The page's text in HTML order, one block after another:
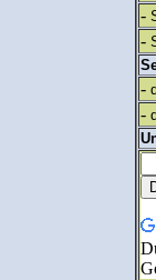
-
-
-
-